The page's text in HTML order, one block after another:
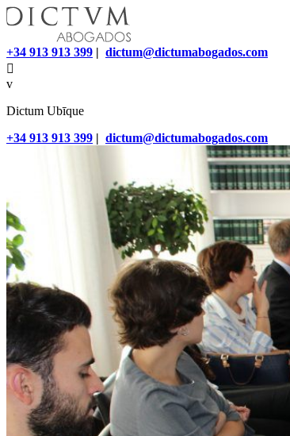
+34 913 913 399 | dictum@dictumabogados.com

v
Dictum Ubīque
+34 913 913 399 | dictum@dictumabogados.com